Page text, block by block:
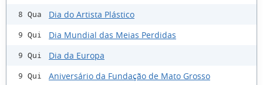
8 Qua Dia do Artista Plástico
9 Qui Dia Mundial das Meias Perdidas
9 Qui Dia da Europa
9 Qui Aniversário da Fundação de Mato Grosso